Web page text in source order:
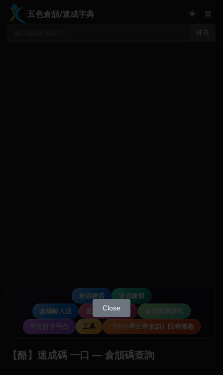
五色倉頡/速成字典
搜尋
☀ ≡
倉頡練習
速成練習
倉頡輸入法
速成輸入法教學
倉頡教學課程
中文打字平台
工具 《中小學生學倉頡》限時優惠
【酪】速成碼 一口 — 倉頡碼查詢
Close